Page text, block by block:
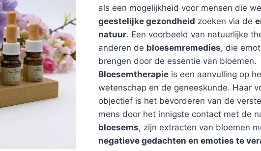
als een mogelijkheid voor mensen die
geestelijke gezondheid zoeken via de
natuur. Een voorbeeld van natuurlijke
anderen de bloesemremedies, die
brengen door de essentie van bloemen.
Bloesemtherapie is een aanvulling op
wetenschap en de geneeskunde. Haar
objectief is het bevorderen van de
mens door het innigste contact met de
bloesems, zijn extracten van bloemen
negatieve gedachten en emoties te